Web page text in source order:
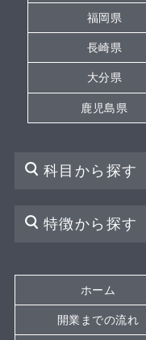
福岡県
長崎県
大分県
鹿児島県
科目から探す
特徴から探す
ホーム
開業までの流れ